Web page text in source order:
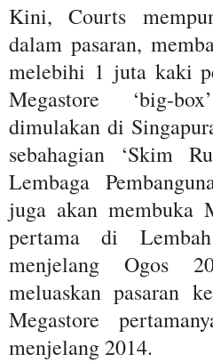
Kini, Courts
dalam pasaran,
melebihi 1 juta kaki
Megastore ‘big-
dimulakan di
sebahagian ‘Skim
Lembaga
juga akan membuka
pertama di
menjelang Ogos
meluaskan pasaran
Megastore
menjelang 2014.